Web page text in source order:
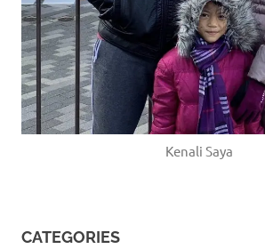
Kenali Saya
CATEGORIES